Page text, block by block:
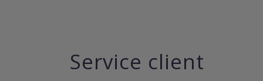
Service client